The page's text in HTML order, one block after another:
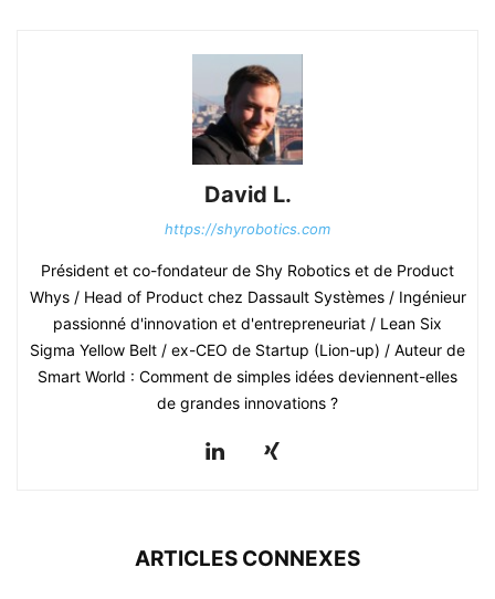
David L.
https://shyrobotics.com
Président et co-fondateur de Shy Robotics et de Product
Whys / Head of Product chez Dassault Systèmes / Ingénieur
passionné d'innovation et d'entrepreneuriat / Lean Six
Sigma Yellow Belt / ex-CEO de Startup (Lion-up) / Auteur de
Smart World : Comment de simples idées deviennent-elles
de grandes innovations ?
ARTICLES CONNEXES